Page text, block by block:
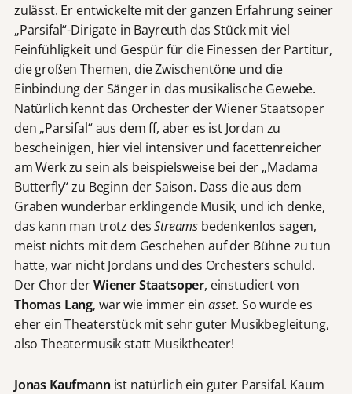
zulässt. Er entwickelte mit der ganzen Erfahrung seiner
„Parsifal“-Dirigate in Bayreuth das Stück mit viel
Feinfühligkeit und Gespür für die Finessen der Partitur,
die großen Themen, die Zwischentöne und die
Einbindung der Sänger in das musikalische Gewebe.
Natürlich kennt das Orchester der Wiener Staatsoper
den „Parsifal“ aus dem ff, aber es ist Jordan zu
bescheinigen, hier viel intensiver und facettenreicher
am Werk zu sein als beispielsweise bei der „Madama
Butterfly“ zu Beginn der Saison. Dass die aus dem
Graben wunderbar erklingende Musik, und ich denke,
das kann man trotz desStreams bedenkenlos sagen,
meist nichts mit dem Geschehen auf der Bühne zu tun
hatte, war nicht Jordans und des Orchesters schuld.
Der Chor derWiener Staatsoper, einstudiert von
Thomas Lang, war wie immer ein asset. So wurde es
eher ein Theaterstück mit sehr guter Musikbegleitung,
also Theatermusik statt Musiktheater!
Jonas Kaufmannist natürlich ein guter Parsifal. Kaum